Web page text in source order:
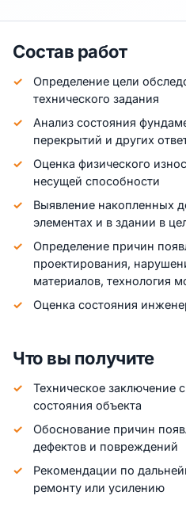
Состав работ
Определение цели
технического задания
Анализ состояния
перекрытий и других
Оценка физического
несущей способности
Выявление накопленных
элементах и в здании в
Определение причин
проектирования,
материалов, технология
Оценка состояния
Что вы получите
Техническое заключение
состояния объекта
Обоснование причин
дефектов и повреждений
Рекомендации по
ремонту или усилению